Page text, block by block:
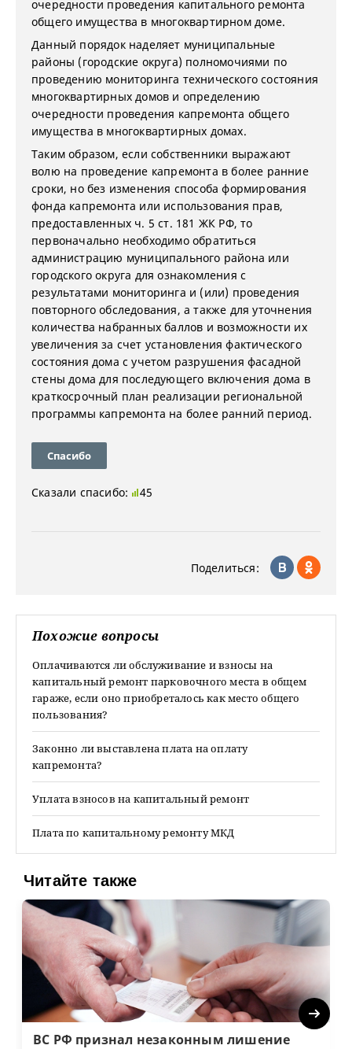
очередности проведения капитального ремонта
общего имущества в многоквартирном доме.
Данный порядок наделяет муниципальные
районы (городские округа) полномочиями по
проведению мониторинга технического состояния
многоквартирных домов и определению
очередности проведения капремонта общего
имущества в многоквартирных домах.
Таким образом, если собственники выражают
волю на проведение капремонта в более ранние
сроки, но без изменения способа формирования
фонда капремонта или использования прав,
предоставленных ч. 5 ст. 181 ЖК РФ, то
первоначально необходимо обратиться
администрацию муниципального района или
городского округа для ознакомления с
результатами мониторинга и (или) проведения
повторного обследования, а также для уточнения
количества набранных баллов и возможности их
увеличения за счет установления фактического
состояния дома с учетом разрушения фасадной
стены дома для последующего включения дома в
краткосрочный план реализации региональной
программы капремонта на более ранний период.
Спасибо
Сказали спасибо: 45
Поделиться:
Похожие вопросы
Оплачиваются ли обслуживание и взносы на
капитальный ремонт парковочного места в общем
гараже, если оно приобреталось как место общего
пользования?
Законно ли выставлена плата на оплату
капремонта?
Уплата взносов на капитальный ремонт
Плата по капитальному ремонту МКД
Читайте также
ВС РФ признал незаконным лишение
Next